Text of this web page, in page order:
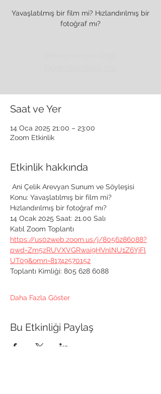
Yavaşlatılmış bir film mi? Hızlandırılmış bir
fotoğraf mı?
Saat ve Yer
14 Oca 2025 21:00 – 23:00
Zoom Etkinlik
Etkinlik hakkında
Ani Çelik Arevyan Sunum ve Söyleşisi
Konu: Yavaşlatılmış bir film mi?
Hızlandırılmış bir fotoğraf mı?
14 Ocak 2025 Saat: 21.00 Salı
Katıl Zoom Toplantı
https://us02web.zoom.us/j/8056286088?
pwd=Zm5zRUVXVGRwai9HVnlNU1Z6YjFl
UT09&omn=81742570152
Toplantı Kimliği: 805 628 6088
Daha Fazla Göster
Bu Etkinliği Paylaş